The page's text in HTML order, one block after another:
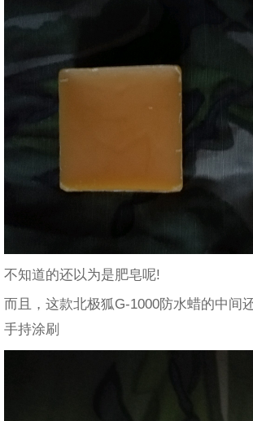
不知道的还以为是肥皂呢!
而且，这款北极狐G-1000防水蜡的中间
手持涂刷